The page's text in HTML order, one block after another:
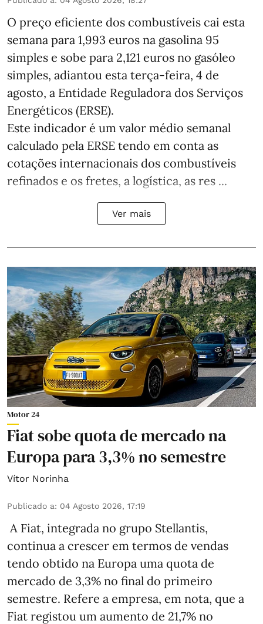
O preço eficiente dos combustíveis cai esta
semana para 1,993 euros na gasolina 95
simples e sobe para 2,121 euros no gasóleo
simples, adiantou esta terça-feira, 4 de
agosto, a Entidade Reguladora dos Serviços
Energéticos (ERSE).
Este indicador é um valor médio semanal
calculado pela ERSE tendo em conta as
cotações internacionais dos combustíveis
refinados e os fretes, a logística, as res ...
Ver mais
Motor 24
Fiat sobe quota de mercado na
Europa para 3,3% no semestre
Vítor Norinha
Publicado a: 04 Agosto 2026, 17:19
A Fiat, integrada no grupo Stellantis,
continua a crescer em termos de vendas
tendo obtido na Europa uma quota de
mercado de 3,3% no final do primeiro
semestre. Refere a empresa, em nota, que a
Fiat registou um aumento de 21,7% no